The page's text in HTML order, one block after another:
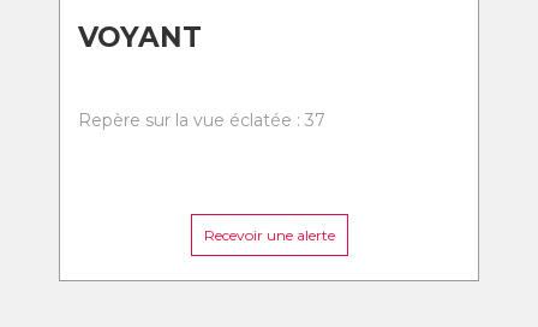
VOYANT
Repère sur la vue éclatée : 37
Recevoir une alerte